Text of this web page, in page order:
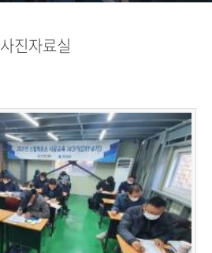
사진자료실